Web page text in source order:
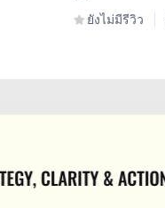
ยังไม่มีรีวิว